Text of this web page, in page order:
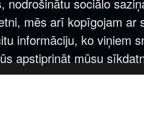
mēs arī kopīgojam ar
informāciju, ko viņiem
apstiprināt mūsu